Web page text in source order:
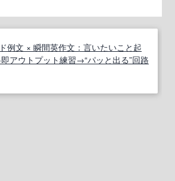
例文 × 瞬間英作文：言いたいこと起
アウトプット練習→“パッと出る”回路